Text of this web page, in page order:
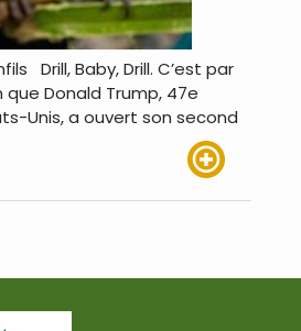
Drill, Baby, Drill. C’est par
Donald Trump, 47e
Unis, a ouvert son second